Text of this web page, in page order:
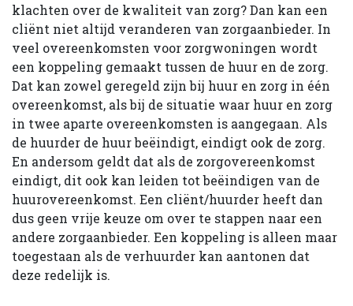
klachten over de kwaliteit van zorg? Dan kan een
cliënt niet altijd veranderen van zorgaanbieder. In
veel overeenkomsten voor zorgwoningen wordt
een koppeling gemaakt tussen de huur en de zorg.
Dat kan zowel geregeld zijn bij huur en zorg in één
overeenkomst, als bij de situatie waar huur en zorg
in twee aparte overeenkomsten is aangegaan. Als
de huurder de huur beëindigt, eindigt ook de zorg.
En andersom geldt dat als de zorgovereenkomst
eindigt, dit ook kan leiden tot beëindigen van de
huurovereenkomst. Een cliënt/huurder heeft dan
dus geen vrije keuze om over te stappen naar een
andere zorgaanbieder. Een koppeling is alleen maar
toegestaan als de verhuurder kan aantonen dat
deze redelijk is.